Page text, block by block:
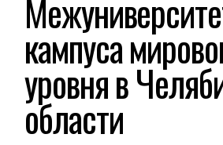
кампуса
уровня в
области